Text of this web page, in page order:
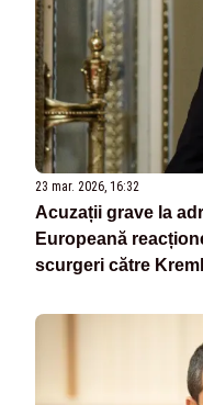
23 mar. 2026, 16:32
Acuzații grave la
Europeană
scurgeri către